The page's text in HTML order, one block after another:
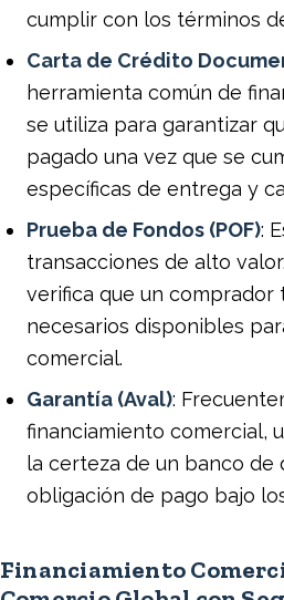
cumplir con los términos
Carta de Crédito
herramienta común de
se utiliza para garantizar
pagado una vez que se
específicas de entrega y
Prueba de Fondos (POF):
transacciones de alto
verifica que un comprador
necesarios disponibles
comercial.
Garantía (Aval):
financiamiento comercial,
la certeza de un banco de
obligación de pago bajo
Financiamiento